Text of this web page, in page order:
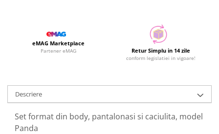
eMAG Marketplace
Partener eMAG Retur Simplu in 14 zile
conform legislatiei in vigoare!
Descriere
Set format din body, pantalonasi si caciulita, model
Panda